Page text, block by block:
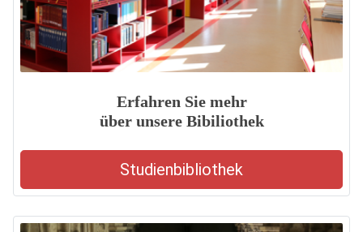
Erfahren Sie mehr
über unsere Bibiliothek
Studienbibliothek